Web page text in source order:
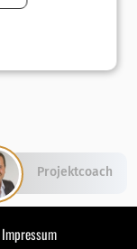
Impressum
Projektcoach